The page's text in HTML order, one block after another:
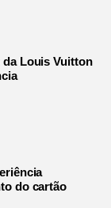
da Louis Vuitton
do cartão